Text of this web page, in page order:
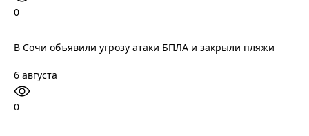
0
В Сочи объявили угрозу атаки БПЛА и закрыли пляжи
6 августа
0